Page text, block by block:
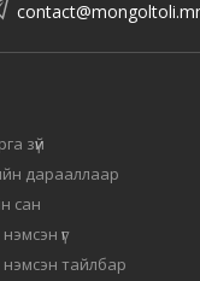
зүй
дарааллаар
сан
үг
тайлбар